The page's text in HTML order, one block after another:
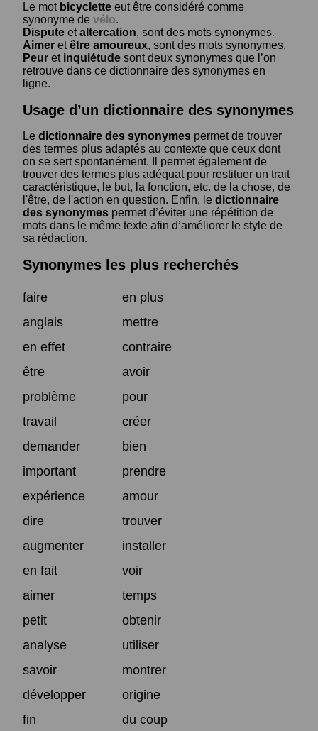
Le mot bicyclette eut être considéré comme
synonyme de vélo.
Dispute etaltercation, sont des mots synonymes.
Aimer etêtre amoureux, sont des mots synonymes.
Peur et inquiétude sont deux synonymes que l’on
retrouve dans ce dictionnaire des synonymes en
ligne.
Usage d’un dictionnaire des synonymes
Le dictionnaire des synonymes permet de trouver
des termes plus adaptés au contexte que ceux dont
on se sert spontanément. Il permet également de
trouver des termes plus adéquat pour restituer un trait
caractéristique, le but, la fonction, etc. de la chose, de
l'être, de l'action en question. Enfin, le dictionnaire
des synonymes permet d’éviter une répétition de
mots dans le même texte afin d’améliorer le style de
sa rédaction.
Synonymes les plus recherchés
faire
en plus
anglais
mettre
en effet
contraire
être
avoir
problème
pour
travail
créer
demander
bien
important
prendre
expérience
amour
dire
trouver
augmenter
installer
en fait
voir
aimer
temps
petit
obtenir
analyse
utiliser
savoir
montrer
développer
origine
fin
du coup